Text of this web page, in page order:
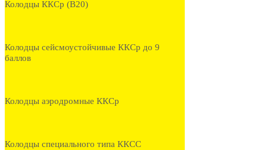
Колодцы ККСр (В20)
Колодцы сейсмоустойчивые ККСр до 9
баллов
Колодцы аэродромные ККСр
Колодцы специального типа ККСС